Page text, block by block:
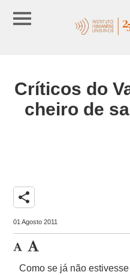
Críticos do
cheiro de
share
01 Agosto 2011
Como se já não